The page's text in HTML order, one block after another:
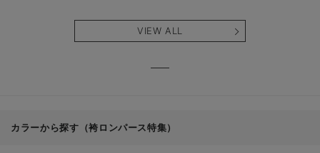
VIEW ALL
カラーから探す（袴ロンパース特集）